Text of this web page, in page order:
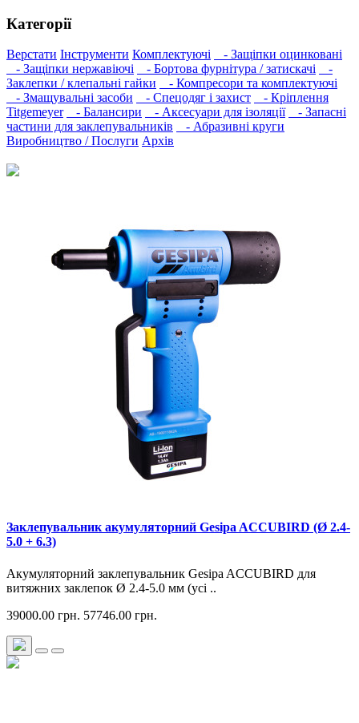
Категорії
Верстати Інструменти Комплектуючі
- Защіпки оцинковані
- Защіпки нержавіючі
- Бортова фурнітура / затискачі
-
Заклепки / клепальні гайки
- Компресори та комплектуючі
- Змащувальні засоби
- Спецодяг і захист
- Кріплення
Titgemeyer
- Балансири - Аксесуари для ізоляції
- Запасні
частини для заклепувальників
- Абразивні круги
Виробництво / Послуги Архів
Заклепувальник акумуляторний Gesipa ACCUBIRD (Ø 2.4-
5.0 + 6.3)
Акумуляторний заклепувальник Gesipa ACCUBIRD для
витяжних заклепок Ø 2.4-5.0 мм (усі ..
39000.00 грн. 57746.00 грн.